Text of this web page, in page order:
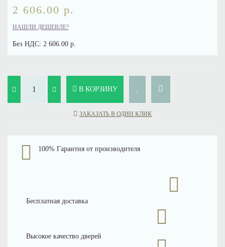
2 606.00 р.
НАШЛИ ДЕШЕВЛЕ?
Без НДС: 2 606.00 р.
В КОРЗИНУ
ЗАКАЗАТЬ В ОДИН КЛИК
100% Гарантия от производителя
Бесплатная доставка
Высокое качество дверей